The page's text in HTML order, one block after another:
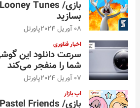
بسازید
08 آوریل 2024 پاورتل
اخبار فناوری
سرعت دانلود این
شما را منفجر می‌کند
07 آوریل 2024 پاورتل
اپ بازار